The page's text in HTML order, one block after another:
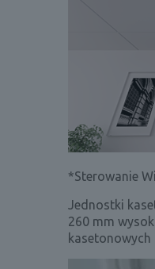
*Sterowanie
Jednostki
260 mm
kasetonowych